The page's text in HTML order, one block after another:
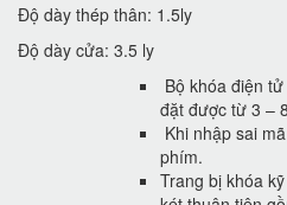
Độ dày thép thân: 1.5ly
Độ dày cửa: 3.5 ly
Bộ khóa điện
đặt được từ 3 –
Khi nhập sai
phím.
Trang bị khóa